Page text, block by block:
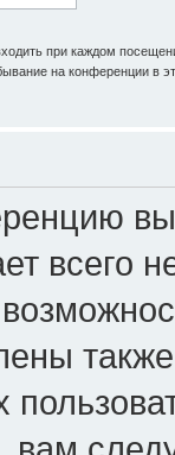
при каждом
на конференции в
всего